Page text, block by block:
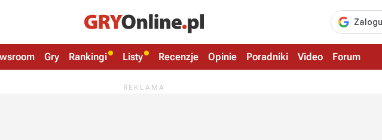
Gry Rankingi Listy Recenzje Opinie Poradniki Video Forum